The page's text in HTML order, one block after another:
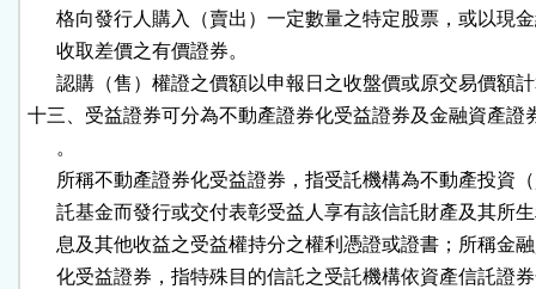
格向發行人購入（賣出）一定數量之特定股票，或以現
      收取差價之有價證券。
認購（售）權證之價額以申報日之收盤價或原交易價額
十三、受益證券可分為不動產證券化受益證券及金融資產證
      。
所稱不動產證券化受益證券，指受託機構為不動產投資
託基金而發行或交付表彰受益人享有該信託財產及其所
息及其他收益之受益權持分之權利憑證或證書；所稱金
化受益證券，指特殊目的信託之受託機構依資產信託證